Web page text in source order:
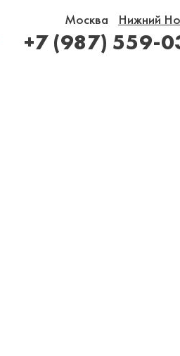
Москва Нижний
+7 (987) 559-